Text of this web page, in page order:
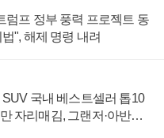
럼프 정부 풍력 프로젝트 동
", 해제 명령 내려
국내 베스트셀러 톱10
자리매김, 그랜저·아반떼